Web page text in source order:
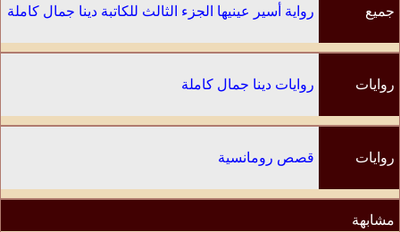
جميع رواية أسير عينيها الجزء الثالث للكاتبة دينا جمال كاملة
روايات روايات دينا جمال كاملة
روايات
مشابهة
قصص رومانسية